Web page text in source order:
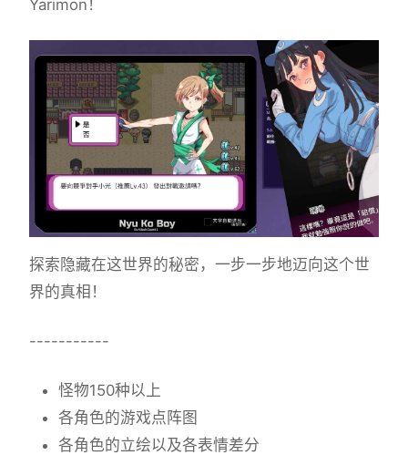
Yarimon！
探索隐藏在这世界的秘密，一步一步地迈向这个世
界的真相！
-----------
怪物150种以上
各角色的游戏点阵图
各角色的立绘以及各表情差分